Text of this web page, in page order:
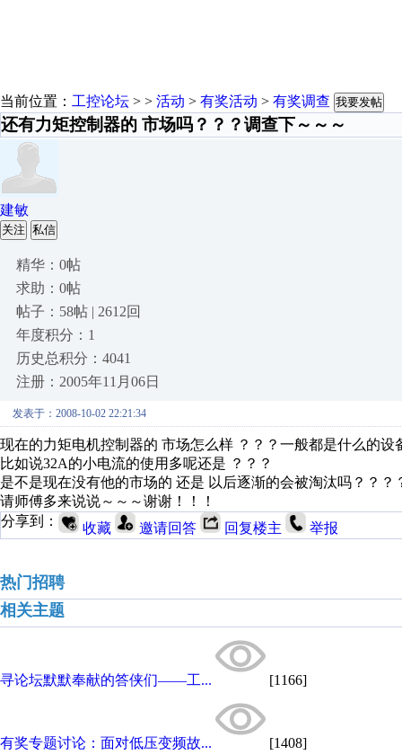
当前位置： 工控论坛 > > 活动 > 有奖活动 > 有奖调查 我要发帖
还有力矩控制器的 市场吗？？？调查下～～～
建敏
关注 私信
精华：0帖
求助：0帖
帖子：58帖 | 2612回
年度积分：1
历史总积分：4041
注册：2005年11月06日
发表于：2008-10-02 22:21:34
现在的力矩电机控制器的 市场怎么样 ？？？一般都是什么的设
比如说32A的小电流的使用多呢还是 ？？？
是不是现在没有他的市场的 还是 以后逐渐的会被淘汰吗？？？
请师傅多来说说～～～谢谢！！！
分享到：
收藏 邀请回答 回复楼主 举报
热门招聘
相关主题
寻论坛默默奉献的答侠们——工... [1166]
有奖专题讨论：面对低压变频故... [1408]